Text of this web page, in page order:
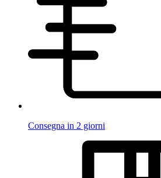
Consegna in 2 giorni